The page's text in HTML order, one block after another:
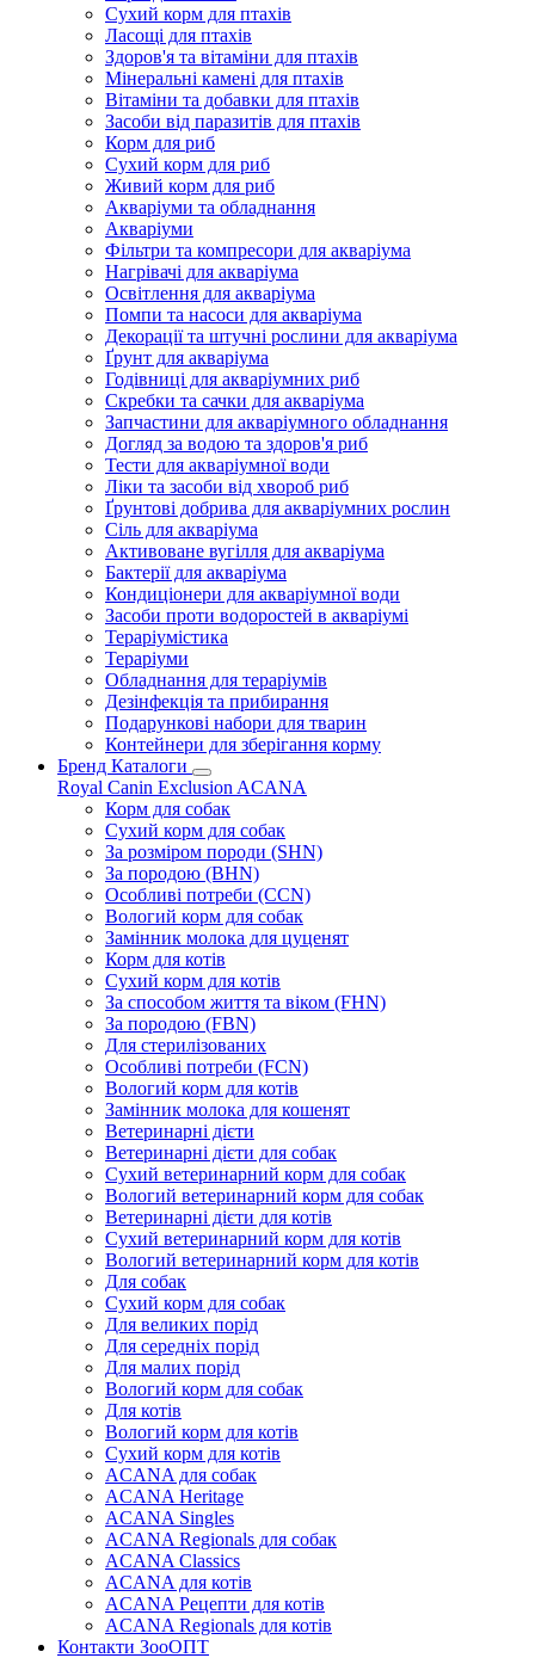
Сухий корм для птахів
Ласощі для птахів
Здоров'я та вітаміни для птахів
Мінеральні камені для птахів
Вітаміни та добавки для птахів
Засоби від паразитів для птахів
Корм для риб
Сухий корм для риб
Живий корм для риб
Акваріуми та обладнання
Акваріуми
Фільтри та компресори для акваріума
Нагрівачі для акваріума
Освітлення для акваріума
Помпи та насоси для акваріума
Декорації та штучні рослини для акваріума
Ґрунт для акваріума
Годівниці для акваріумних риб
Скребки та сачки для акваріума
Запчастини для акваріумного обладнання
Догляд за водою та здоров'я риб
Тести для акваріумної води
Ліки та засоби від хвороб риб
Ґрунтові добрива для акваріумних рослин
Сіль для акваріума
Активоване вугілля для акваріума
Бактерії для акваріума
Кондиціонери для акваріумної води
Засоби проти водоростей в акваріумі
Тераріумістика
Тераріуми
Обладнання для тераріумів
Дезінфекція та прибирання
Подарункові набори для тварин
Контейнери для зберігання корму
Бренд Каталоги
Royal Canin Exclusion ACANA
Корм для собак
Сухий корм для собак
За розміром породи (SHN)
За породою (BHN)
Особливі потреби (CCN)
Вологий корм для собак
Замінник молока для цуценят
Корм для котів
Сухий корм для котів
За способом життя та віком (FHN)
За породою (FBN)
Для стерилізованих
Особливі потреби (FCN)
Вологий корм для котів
Замінник молока для кошенят
Ветеринарні дієти
Ветеринарні дієти для собак
Сухий ветеринарний корм для собак
Вологий ветеринарний корм для собак
Ветеринарні дієти для котів
Сухий ветеринарний корм для котів
Вологий ветеринарний корм для котів
Для собак
Сухий корм для собак
Для великих порід
Для середніх порід
Для малих порід
Вологий корм для собак
Для котів
Вологий корм для котів
Сухий корм для котів
ACANA для собак
ACANA Heritage
ACANA Singles
ACANA Regionals для собак
ACANA Classics
ACANA для котів
ACANA Рецепти для котів
ACANA Regionals для котів
Контакти ЗооОПТ